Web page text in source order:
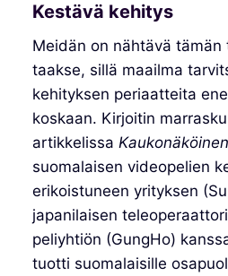
Kestävä kehitys
Meidän on nähtävä tämän
taakse, sillä maailma
kehityksen periaatteita
koskaan. Kirjoitin
artikkelissa
suomalaisen videopelien
erikoistuneen yrityksen
japanilaisen
peliyhtiön (GungHo)
tuotti suomalaisille